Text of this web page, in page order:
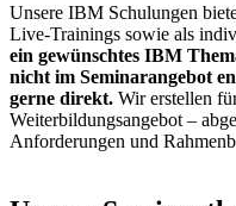
Unsere IBM Schulungen
Live-Trainings sowie als
ein gewünschtes IBM
nicht im Seminarangebot
gerne direkt. Wir erstellen
Weiterbildungsangebot –
Anforderungen und